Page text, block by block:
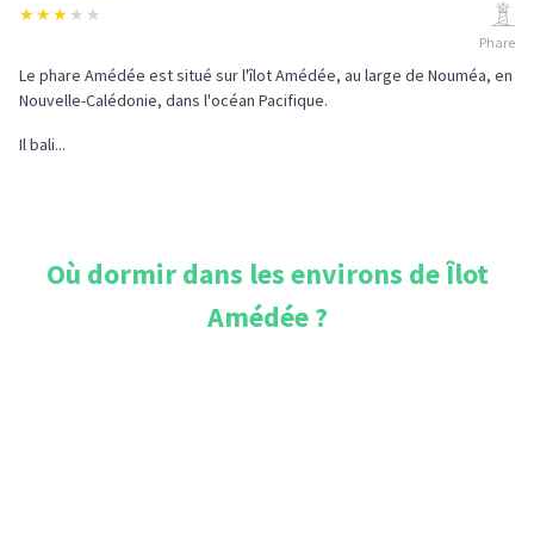
★★★ ★ ★
Phare
Le phare Amédée est situé sur l'îlot Amédée, au large de Nouméa, en
Nouvelle-Calédonie, dans l'océan Pacifique.
Il bali...
Où dormir dans les environs deÎlot
Amédée?